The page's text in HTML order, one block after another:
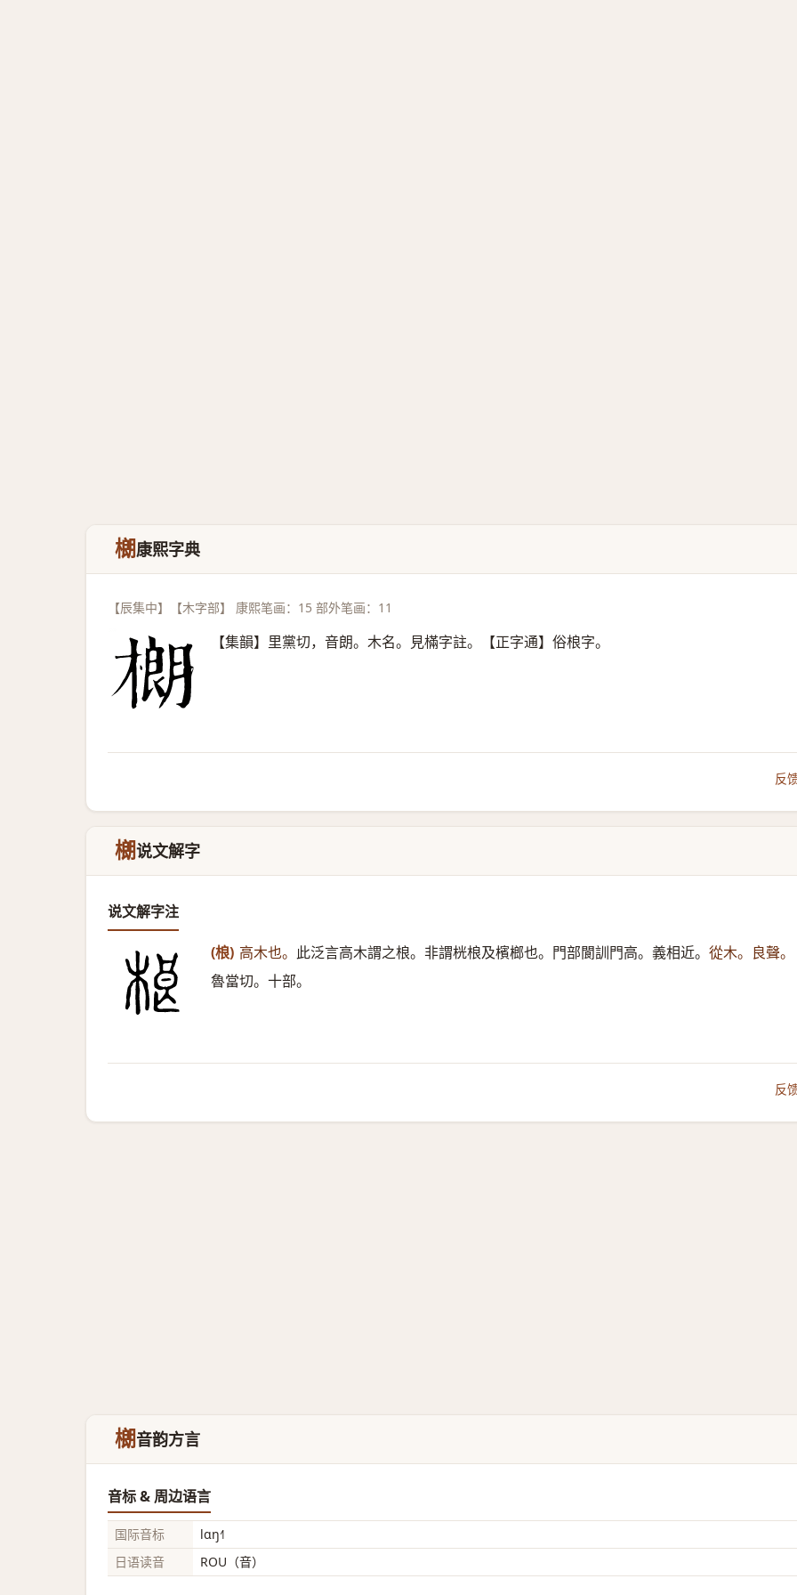
樃康熙字典
【辰集中】【木字部】 康熙笔画：15 部外笔画：11
【集韻】里黨切，音朗。木名。見樠字註。【正字通】俗桹字。
反
樃说文解字
说文解字注
(桹) 高木也。 此泛言高木謂之桹。非謂桄桹及檳榔也。門部閬訓門高。義相近。 從木。良聲。
魯當切。十部。
反
樃音韵方言
音标 & 周边语言
国际音标
lɑŋ˧˥
日语读音
ROU（音）